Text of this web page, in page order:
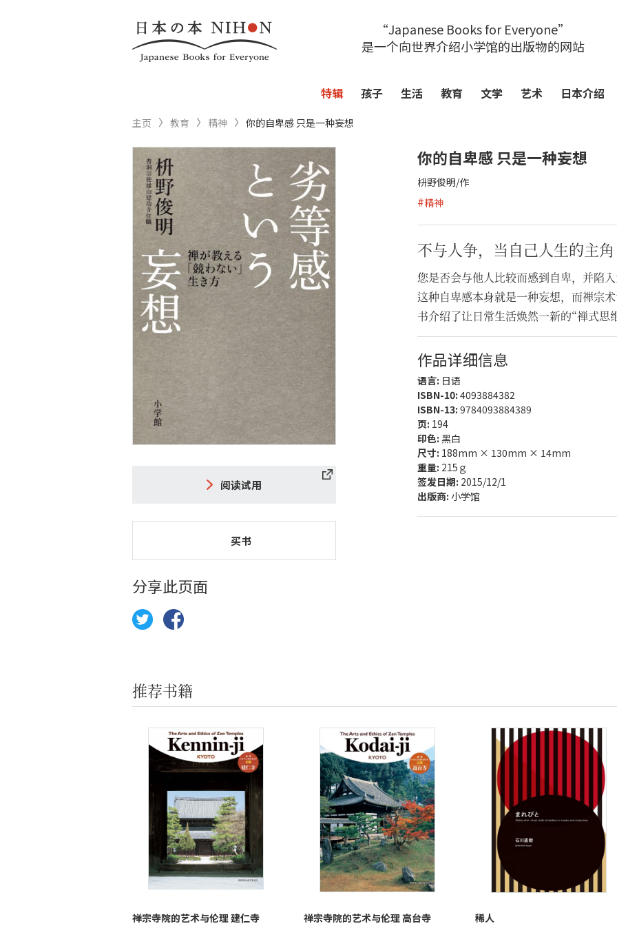
“Japanese Books for Everyone”
是一个向世界介绍小学馆的出版物的网站
特辑 孩子 生活 教育 文学 艺术 日本介绍
主页 教育 精神 你的自卑感 只是一种妄想
你的自卑感 只是一种妄想
枡野俊明/作
#精神
不与人争，当自己人生的主角
您是否会与他人比较而感到自卑，并陷
这种自卑感本身就是一种妄想，而禅宗
书介绍了让日常生活焕然一新的“禅式思
作品详细信息
语言: 日语
ISBN-10: 4093884382
ISBN-13: 9784093884389
页: 194
印色: 黑白
尺寸: 188mm × 130mm × 14mm
重量: 215ｇ
签发日期: 2015/12/1
出版商: 小学馆
阅读试用
买书
分享此页面
推荐书籍
禅宗寺院的艺术与伦理 建仁寺 禅宗寺院的艺术与伦理 高台寺 稀人